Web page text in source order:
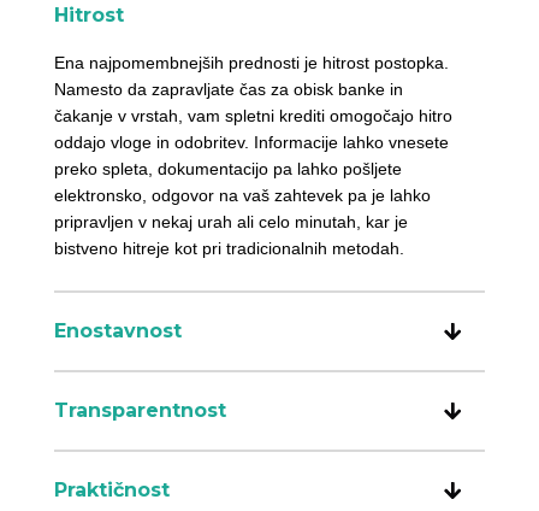
Hitrost
Ena najpomembnejših prednosti je hitrost postopka.
Namesto da zapravljate čas za obisk banke in
čakanje v vrstah, vam spletni krediti omogočajo hitro
oddajo vloge in odobritev. Informacije lahko vnesete
preko spleta, dokumentacijo pa lahko pošljete
elektronsko, odgovor na vaš zahtevek pa je lahko
pripravljen v nekaj urah ali celo minutah, kar je
bistveno hitreje kot pri tradicionalnih metodah.
Enostavnost
Transparentnost
Praktičnost